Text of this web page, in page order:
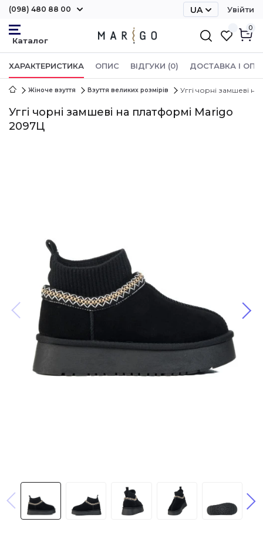
(098) 480 88 00
UA
Увійти
0
ХАРАКТЕРИСТИКА ОПИС ВІДГУКИ (0) ДОСТАВКА І
Жіноче взуття Взуття великих розмірів Уггі чорні замшеві
Уггі чорні замшеві на платформі Marigo
2097Ц